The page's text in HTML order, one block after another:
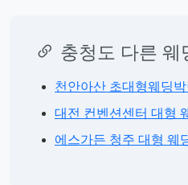
충청도 다른 웨
천안아산 초대형웨딩박
대전 컨벤션센터 대형
에스가든 청주 대형 웨